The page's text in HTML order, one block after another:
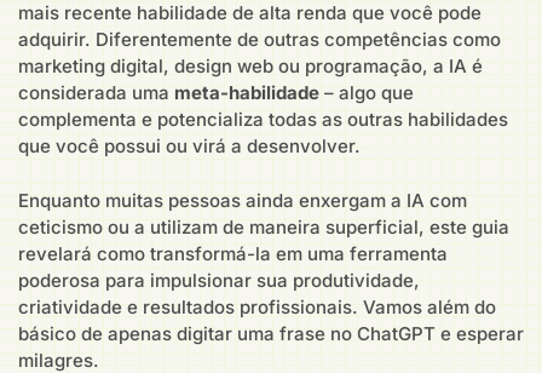
mais recente habilidade de alta renda que você pode
adquirir. Diferentemente de outras competências como
marketing digital, design web ou programação, a IA é
considerada uma meta-habilidade – algo que
complementa e potencializa todas as outras habilidades
que você possui ou virá a desenvolver.
Enquanto muitas pessoas ainda enxergam a IA com
ceticismo ou a utilizam de maneira superficial, este guia
revelará como transformá-la em uma ferramenta
poderosa para impulsionar sua produtividade,
criatividade e resultados profissionais. Vamos além do
básico de apenas digitar uma frase no ChatGPT e esperar
milagres.